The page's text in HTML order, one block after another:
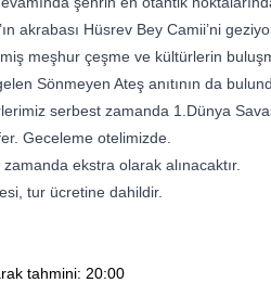
akrabası Hüsrev Bey Camii’ni
meşhur çeşme ve kültürlerin
Sönmeyen Ateş anıtının da
serbest zamanda 1.Dünya
Geceleme otelimizde.
ekstra olarak alınacaktır.
tur ücretine dahildir.
tahmini: 20:00